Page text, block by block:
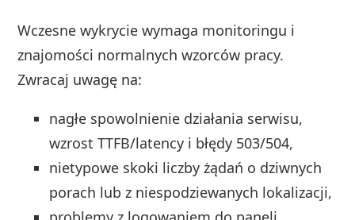
Wczesne wykrycie wymaga monitoringu i
znajomości normalnych wzorców pracy.
Zwracaj uwagę na:
nagłe spowolnienie działania serwisu,
wzrost TTFB/latency i błędy 503/504,
nietypowe skoki liczby żądań o dziwnych
porach lub z niespodziewanych lokalizacji,